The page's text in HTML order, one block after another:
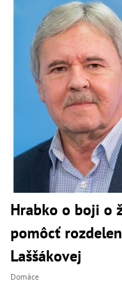
Hrabko o boji o
pomôcť
Laššákovej
Domáce